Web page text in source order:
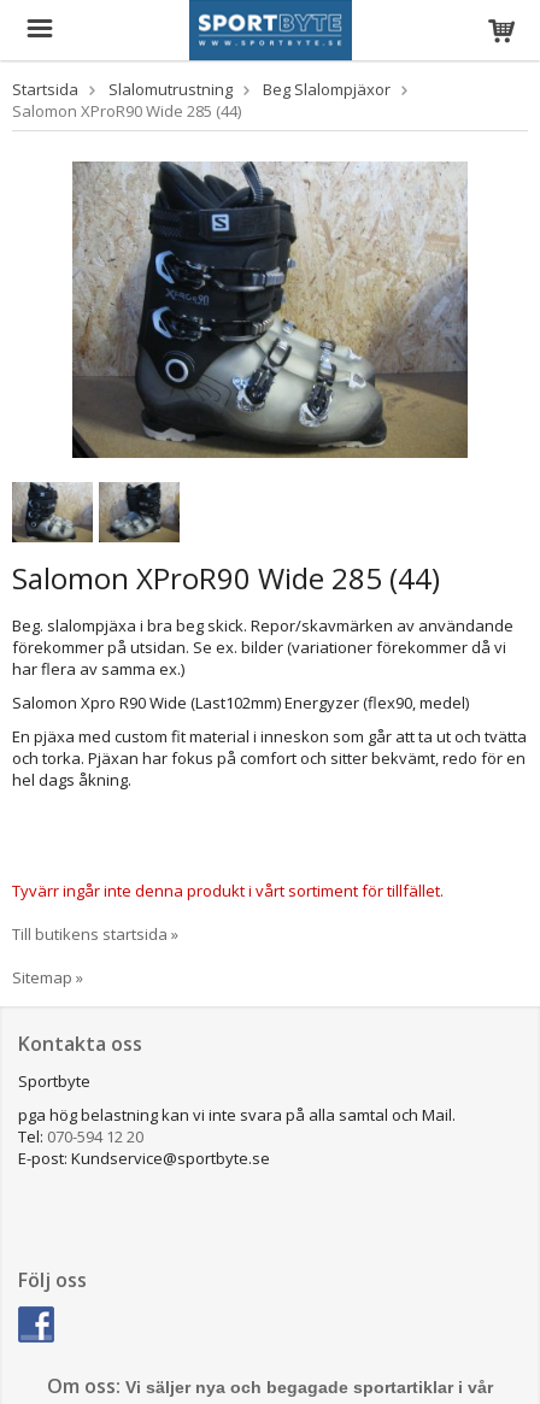
Startsida Slalomutrustning
Beg Slalompjäxor
Salomon XProR90 Wide 285 (44)
Salomon XProR90 Wide 285 (44)
Beg. slalompjäxa i bra beg skick. Repor/skavmärken av användande
förekommer på utsidan. Se ex. bilder (variationer förekommer då vi
har flera av samma ex.)
Salomon Xpro R90 Wide (Last102mm) Energyzer (flex90, medel)
En pjäxa med custom fit material i inneskon som går att ta ut och tvätta
och torka. Pjäxan har fokus på comfort och sitter bekvämt, redo för en
hel dags åkning.
Tyvärr ingår inte denna produkt i vårt sortiment för tillfället.
Till butikens startsida »
Sitemap »
Kontakta oss
Sportbyte
pga hög belastning kan vi inte svara på alla samtal och Mail.
Tel: 070-594 12 20
E-post: Kundservice@sportbyte.se
Följ oss
Om oss: Vi säljer nya och begagade sportartiklar i vår